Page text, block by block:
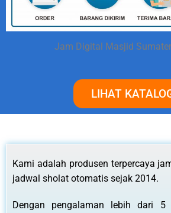
Jam Digital Masjid
LIHAT
Kami adalah produsen terpercaya
jadwal sholat otomatis sejak 2014.
Dengan pengalaman lebih dari